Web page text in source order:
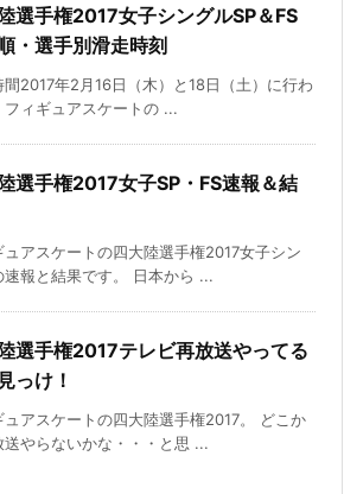
選手権2017女子シングルSP＆FS
・選手別滑走時刻
間2017年2月16日（木）と18日（土）に行わ
フィギュアスケートの ...
選手権2017女子SP・FS速報＆結
ュアスケートの四大陸選手権2017女子シン
速報と結果です。 日本から ...
選手権2017テレビ再放送やってる
っけ！
ュアスケートの四大陸選手権2017。 どこか
送やらないかな・・・と思 ...